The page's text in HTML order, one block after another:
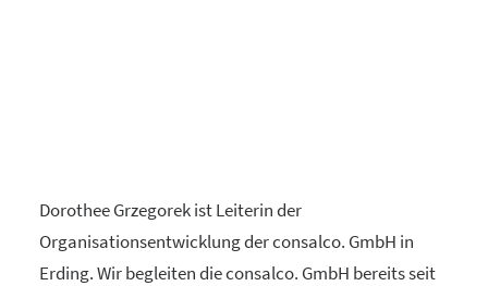
Dorothee Grzegorek ist Leiterin der
Organisationsentwicklung der consalco. GmbH in
Erding. Wir begleiten die consalco. GmbH bereits seit